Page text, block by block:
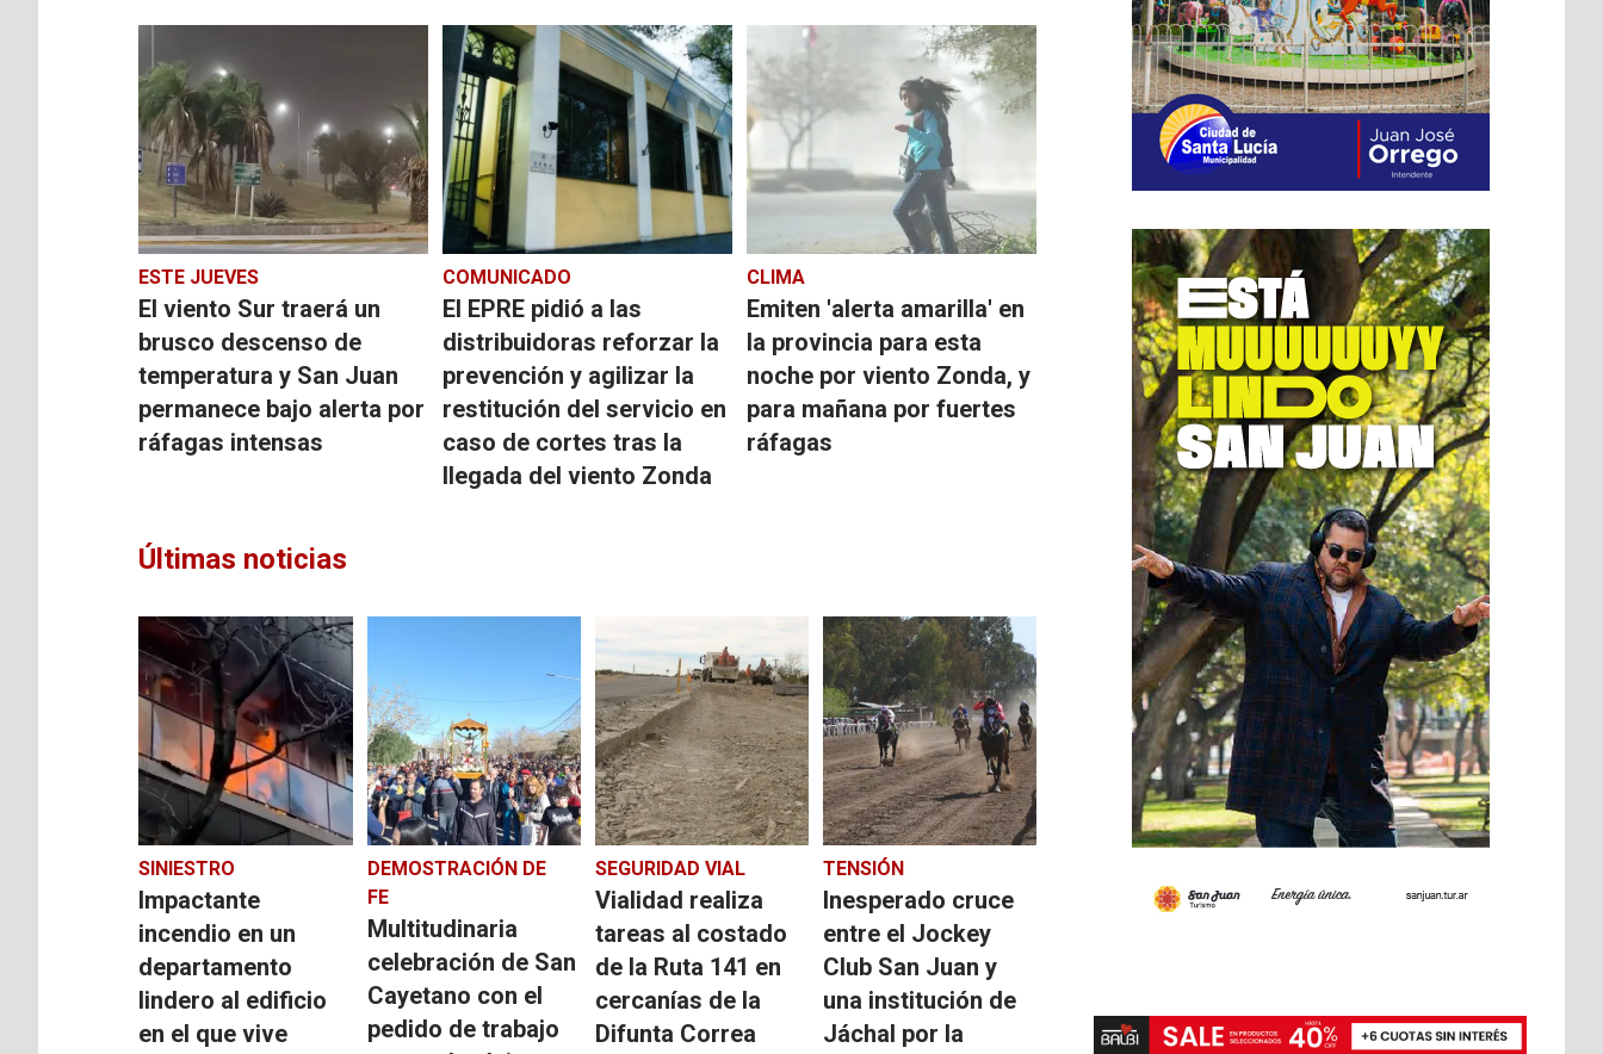
ESTE JUEVES
El viento Sur traerá un
brusco descenso de
temperatura y San Juan
permanece bajo alerta por
ráfagas intensas
COMUNICADO
El EPRE pidió a las
distribuidoras reforzar la
prevención y agilizar la
restitución del servicio en
caso de cortes tras la
llegada del viento Zonda
CLIMA
Emiten 'alerta amarilla' en
la provincia para esta
noche por viento Zonda, y
para mañana por fuertes
ráfagas
Últimas noticias
SINIESTRO
Impactante
incendio en un
departamento
lindero al edificio
en el que vive
DEMOSTRACIÓN DE
FE
Multitudinaria
celebración de San
Cayetano con el
pedido de trabajo
SEGURIDAD VIAL
Vialidad realiza
tareas al costado
de la Ruta 141 en
cercanías de la
Difunta Correa
TENSIÓN
Inesperado cruce
entre el Jockey
Club San Juan y
una institución de
Jáchal por la